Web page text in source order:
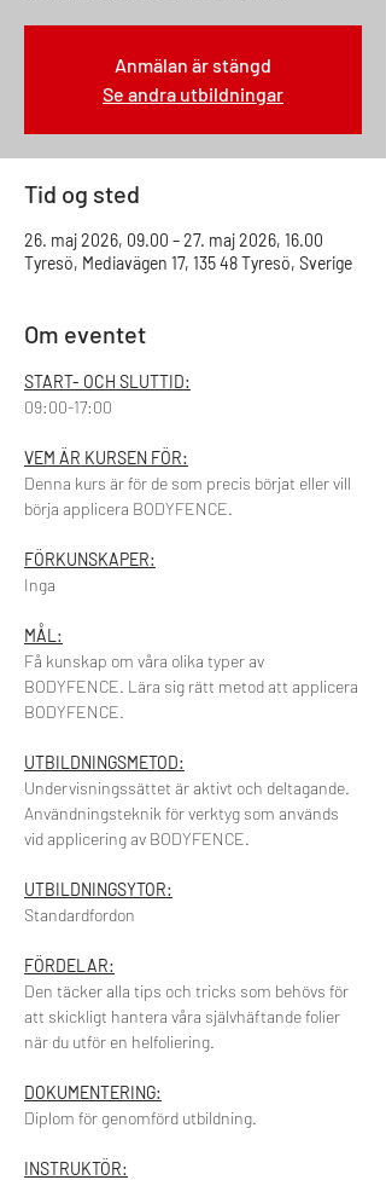
Anmälan är stängd
Se andra utbildningar
Tid og sted
26. maj 2026, 09.00 – 27. maj 2026, 16.00
Tyresö, Mediavägen 17, 135 48 Tyresö, Sverige
Om eventet
​START- OCH SLUTTID:
09:00-17:00
VEM ÄR KURSEN FÖR:
Denna kurs är för de som precis börjat eller vill
börja applicera BODYFENCE.
FÖRKUNSKAPER:
Inga
MÅL:
Få kunskap om våra olika typer av
BODYFENCE. Lära sig rätt metod att applicera
BODYFENCE.
UTBILDNINGSMETOD:
Undervisningssättet är aktivt och deltagande.
Användningsteknik för verktyg som används
vid applicering av BODYFENCE.
UTBILDNINGSYTOR:
Standardfordon
FÖRDELAR:
Den täcker alla tips och tricks som behövs för
att skickligt hantera våra självhäftande folier
när du utför en helfoliering.
DOKUMENTERING:
Diplom för genomförd utbildning.
INSTRUKTÖR: